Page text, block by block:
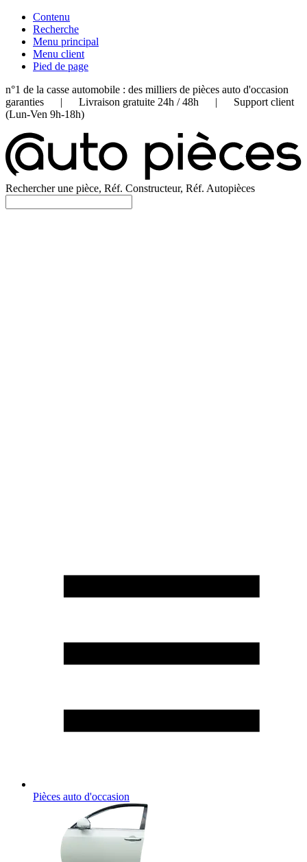
Contenu
Recherche
Menu principal
Menu client
Pied de page
n°1 de la casse automobile : des milliers de pièces auto d'occasion
garanties | Livraison gratuite 24h / 48h | Support client
(Lun-Ven 9h-18h)
Rechercher une pièce, Réf. Constructeur, Réf. Autopièces
Pièces auto d'occasion